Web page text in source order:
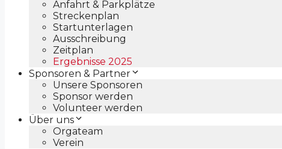
Anfahrt & Parkplätze
Streckenplan
Startunterlagen
Ausschreibung
Zeitplan
Ergebnisse 2025
Sponsoren & Partner
Unsere Sponsoren
Sponsor werden
Volunteer werden
Über uns
Orgateam
Verein